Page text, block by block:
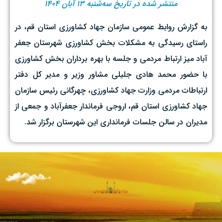
منتشر شده در تاریخ سه‌شنبه ۱۳ آبان ۱۴۰۴
به گزارش روابط عمومی سازمان جهاد کشاورزی استان قم، در
راستای رسیدگی به مشکلات بخش کشاورزی شهرستان جعفر
آباد میز ارتباط مردمی و جلسه با بهره برداران بخش کشاورزی
با حضور محمد هادی جلیلی مشاور وزیر و مدیر کل دفتر
ارتباطات مردمی وزارت جهاد کشاورزی، چهرگانی رئیس سازمان
جهاد کشاورزی استان قم، اروجی فرماندار جعفرآباد و جمعی از
مدیران در سالن جلسات فرمانداری این شهرستان برگزار شد.